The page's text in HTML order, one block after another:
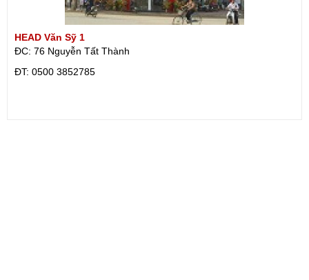
HEAD Văn Sỹ 1
ĐC: 76 Nguyễn Tất Thành
ÐT: 0500 3852785